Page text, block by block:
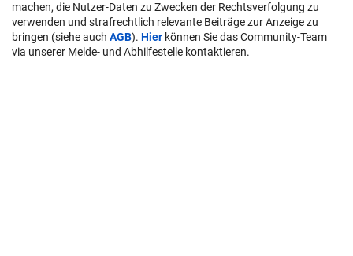
machen, die Nutzer-Daten zu Zwecken der Rechtsverfolgung zu
verwenden und strafrechtlich relevante Beiträge zur Anzeige zu
bringen (siehe auch AGB). Hier können Sie das Community-Team
via unserer Melde- und Abhilfestelle kontaktieren.